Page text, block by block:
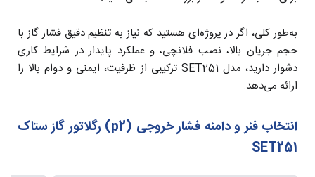
به‌طور کلی، اگر در پروژه‌ای هستید که نیاز به تنظیم دقیق فشار گاز با
حجم جریان بالا، نصب فلانچی، و عملکرد پایدار در شرایط کاری
دشوار دارید، مدل SET251 ترکیبی از ظرفیت، ایمنی و دوام بالا را
ارائه می‌دهد.
انتخاب فنر و دامنه فشار خروجی (p2) رگلاتور گاز ستاک
SET251